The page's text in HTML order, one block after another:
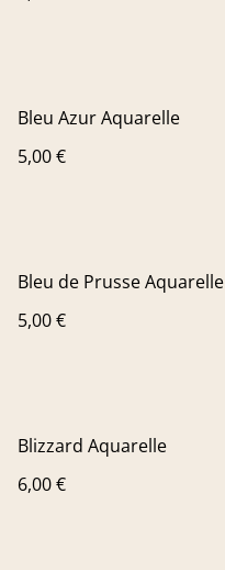
Bleu Azur Aquarelle
5,00 €
Bleu de Prusse Aquarelle
5,00 €
Blizzard Aquarelle
6,00 €